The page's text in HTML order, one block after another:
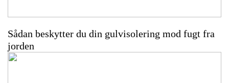
Sådan beskytter du din gulvisolering mod fugt fra
jorden